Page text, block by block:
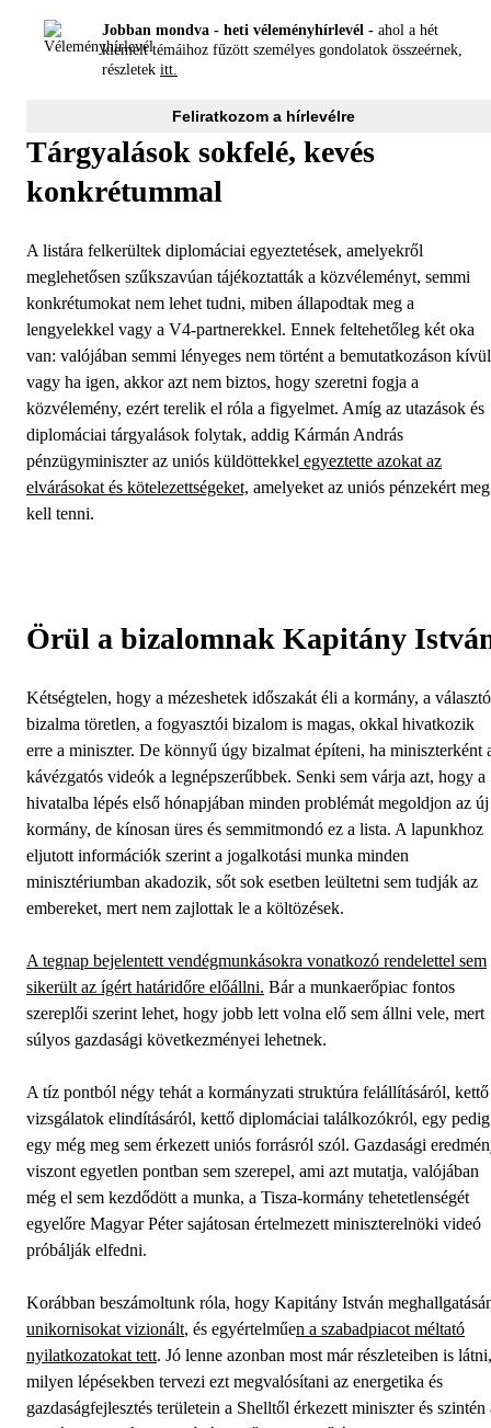
Jobban mondva - heti véleményhírlevél - ahol a hét
kiemelt témáihoz fűzött személyes gondolatok összeérnek,
részletek itt.
Feliratkozom a hírlevélre
Tárgyalások sokfelé, kevés
konkrétummal
A listára felkerültek diplomáciai egyeztetések, amelyekről
meglehetősen szűkszavúan tájékoztatták a közvéleményt, semmi
konkrétumokat nem lehet tudni, miben állapodtak meg a
lengyelekkel vagy a V4-partnerekkel. Ennek feltehetőleg két oka
van: valójában semmi lényeges nem történt a bemutatkozáson
vagy ha igen, akkor azt nem biztos, hogy szeretni fogja a
közvélemény, ezért terelik el róla a figyelmet. Amíg az utazások és
diplomáciai tárgyalások folytak, addig Kármán András
pénzügyminiszter az uniós küldöttekkel egyeztette azokat az
elvárásokat és kötelezettségeket, amelyeket az uniós pénzekért meg
kell tenni.
Örül a bizalomnak Kapitány
Kétségtelen, hogy a mézeshetek időszakát éli a kormány, a
bizalma töretlen, a fogyasztói bizalom is magas, okkal hivatkozik
erre a miniszter. De könnyű úgy bizalmat építeni, ha miniszterként
kávézgatós videók a legnépszerűbbek. Senki sem várja azt, hogy a
hivatalba lépés első hónapjában minden problémát megoldjon az új
kormány, de kínosan üres és semmitmondó ez a lista. A lapunkhoz
eljutott információk szerint a jogalkotási munka minden
minisztériumban akadozik, sőt sok esetben leültetni sem tudják az
embereket, mert nem zajlottak le a költözések.
A tegnap bejelentett vendégmunkásokra vonatkozó rendelettel sem
sikerült az ígért határidőre előállni. Bár a munkaerőpiac fontos
szereplői szerint lehet, hogy jobb lett volna elő sem állni vele, mert
súlyos gazdasági következményei lehetnek.
A tíz pontból négy tehát a kormányzati struktúra felállításáról, kettő
vizsgálatok elindításáról, kettő diplomáciai találkozókról, egy pedig
egy még meg sem érkezett uniós forrásról szól. Gazdasági
viszont egyetlen pontban sem szerepel, ami azt mutatja, valójában
még el sem kezdődött a munka, a Tisza-kormány tehetetlenségét
egyelőre Magyar Péter sajátosan értelmezett miniszterelnöki videó
próbálják elfedni.
Korábban beszámoltunk róla, hogy Kapitány István
unikornisokat vizionált, és egyértelműen a szabadpiacot méltató
nyilatkozatokat tett. Jó lenne azonban most már részleteiben is látni,
milyen lépésekben tervezi ezt megvalósítani az energetika és
gazdaságfejlesztés területein a Shelltől érkezett miniszter és szintén